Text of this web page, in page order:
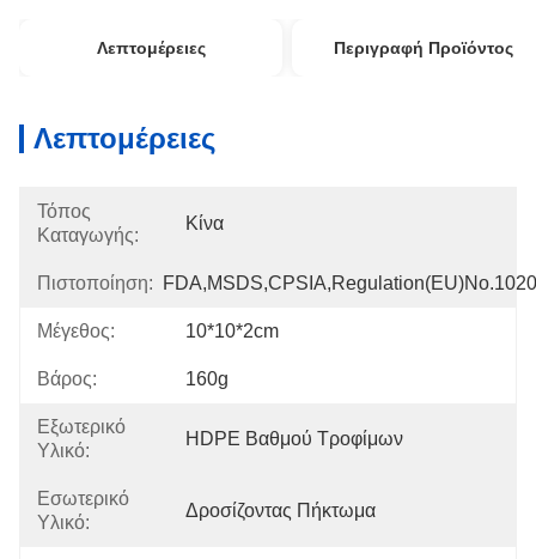
Λεπτομέρειες Περιγραφή Προϊόντος
Λεπτομέρειες
Τόπος
Καταγωγής:
Κίνα
Πιστοποίηση:
Μέγεθος: 10*10*2cm
Βάρος: 160g
Εξωτερικό
Υλικό:
HDPE Βαθμού Τροφίμων
Εσωτερικό
Υλικό:
Δροσίζοντας Πήκτωμα